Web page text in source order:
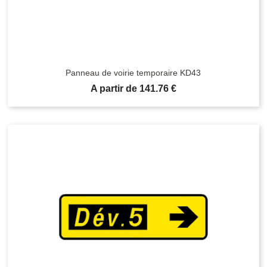
Panneau de voirie temporaire KD43
Prix
A partir de 141.76 €